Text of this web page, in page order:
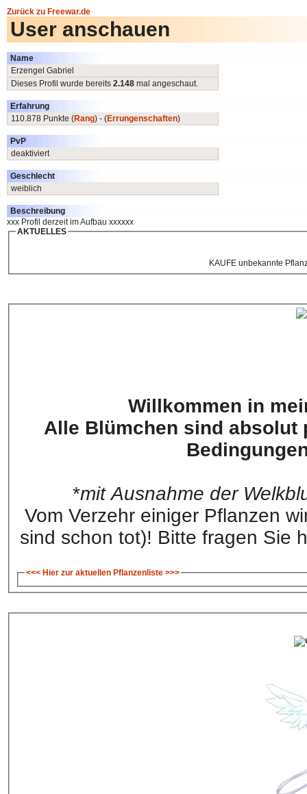
Zurück zu Freewar.de
User anschauen
Name
Erzengel Gabriel
Dieses Profil wurde bereits 2.148 mal angeschaut.
Erfahrung
110.878 Punkte (Rang) - (Errungenschaften)
PvP
deaktiviert
Geschlecht
weiblich
Beschreibung
xxx Profil derzeit im Aufbau xxxxxx
AKTUELLES
KAUFE unbekannte
Willkommen in
Alle Blümchen sind
*mit Ausnahme der
Vom Verzehr einiger Pflanzen
sind schon tot)! Bitte fragen Sie
<<< Hier zur aktuellen Pflanzenliste >>>